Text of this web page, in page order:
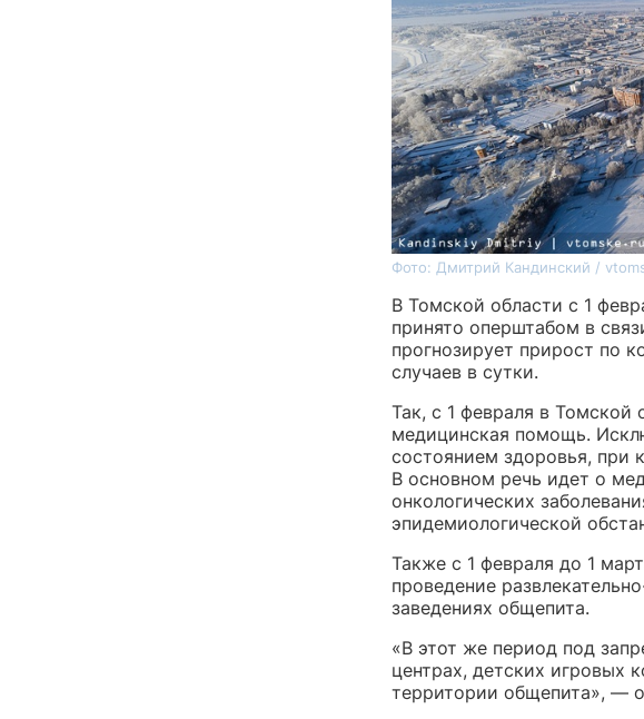
Фото: Дмитрий Кандинский /
В Томской области с 1
принято оперштабом в
прогнозирует прирост по
случаев в сутки.
Так, с 1 февраля в Томской
медицинская помощь.
состоянием здоровья, при
В основном речь идет о
онкологических
эпидемиологической
Также с 1 февраля до 1
проведение
заведениях общепита.
«В этот же период под
центрах, детских игровых
территории общепита», —